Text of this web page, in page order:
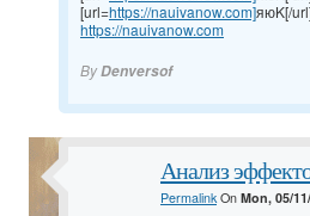
[url=https://nauivanow.com]яюK[/
https://nauivanow.com
ByDenversof
Анализ
PermalinkOn Mon, 05/